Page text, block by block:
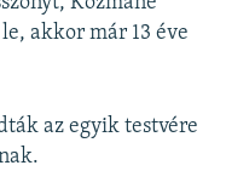
akkor már 13 éve
az egyik testvére